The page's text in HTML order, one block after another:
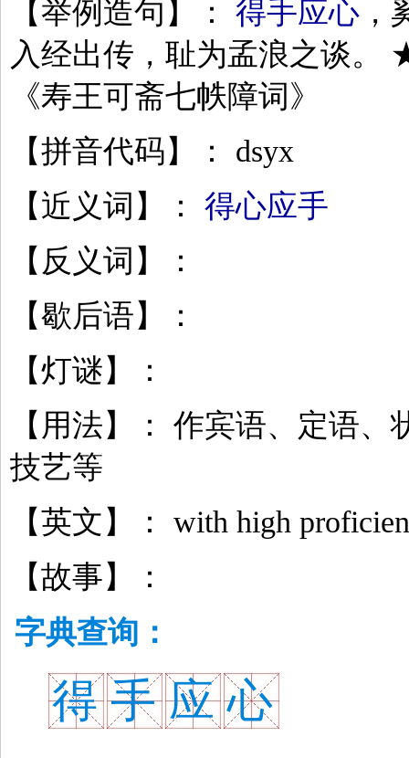
【举例造句】： 得手应心
入经出传，耻为孟浪之谈。
《寿王可斋七帙障词》
【拼音代码】： dsyx
【近义词】： 得心应手
【反义词】：
【歇后语】：
【灯谜】：
【用法】： 作宾语、定语、
技艺等
【英文】： with high
【故事】：
字典查询：
得 手 应 心